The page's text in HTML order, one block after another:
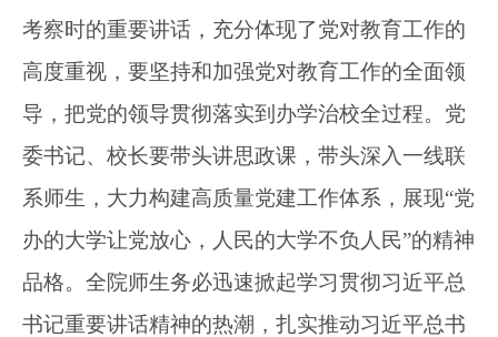
考察时的重要讲话，充分体现了党对教育工作的
高度重视，要坚持和加强党对教育工作的全面领
导，把党的领导贯彻落实到办学治校全过程。党
委书记、校长要带头讲思政课，带头深入一线联
系师生，大力构建高质量党建工作体系，展现“党
办的大学让党放心，人民的大学不负人民”的精神
品格。全院师生务必迅速掀起学习贯彻习近平总
书记重要讲话精神的热潮，扎实推动习近平总书